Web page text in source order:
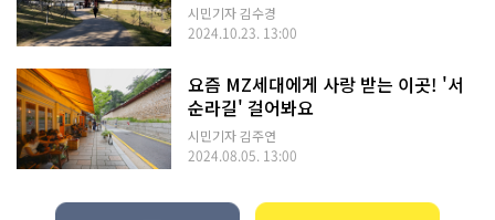
시민기자 김수경
2024.10.23. 13:00
요즘 MZ세대에게 사랑 받는 이곳! '서
순라길' 걸어봐요
시민기자 김주연
2024.08.05. 13:00